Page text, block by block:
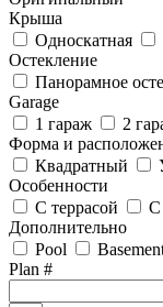
Крыша
Односкатная
Остекление
Панорамное
Garage
1 гараж
2
Форма и
Квадратный
Особенности
С террасой
С
Дополнительно
Pool
Plan #